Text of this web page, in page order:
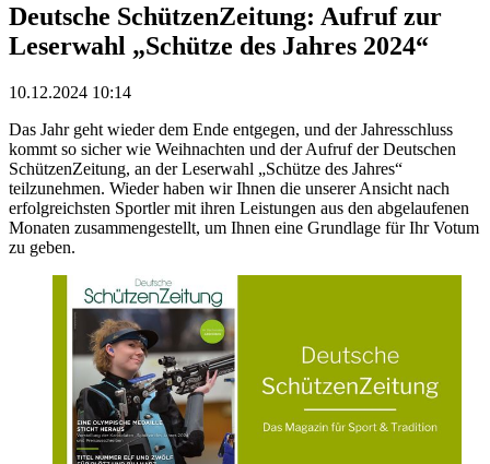
Deutsche SchützenZeitung: Aufruf zur
Leserwahl „Schütze des Jahres 2024“
10.12.2024 10:14
Das Jahr geht wieder dem Ende entgegen, und der Jahresschluss
kommt so sicher wie Weihnachten und der Aufruf der Deutschen
SchützenZeitung, an der Leserwahl „Schütze des Jahres“
teilzunehmen. Wieder haben wir Ihnen die unserer Ansicht nach
erfolgreichsten Sportler mit ihren Leistungen aus den abgelaufenen
Monaten zusammengestellt, um Ihnen eine Grundlage für Ihr Votum
zu geben.